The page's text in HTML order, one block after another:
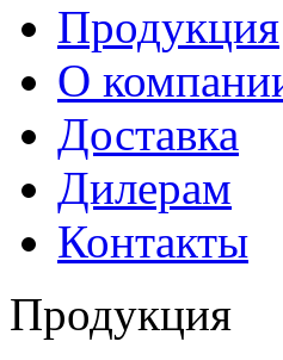
Продукция
О
Доставка
Дилерам
Контакты
Продукция